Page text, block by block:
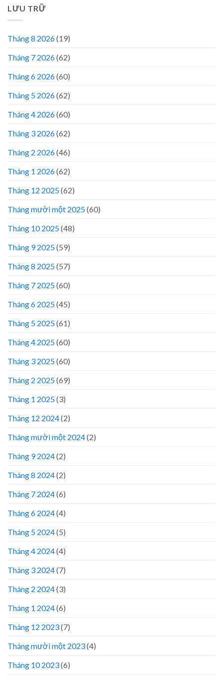
LƯU TRỮ
Tháng 8 2026(19)
Tháng 7 2026(62)
Tháng 6 2026(60)
Tháng 5 2026(62)
Tháng 4 2026(60)
Tháng 3 2026(62)
Tháng 2 2026(46)
Tháng 1 2026(62)
Tháng 12 2025(62)
Tháng mười một 2025(60)
Tháng 10 2025(48)
Tháng 9 2025(59)
Tháng 8 2025(57)
Tháng 7 2025(60)
Tháng 6 2025(45)
Tháng 5 2025(61)
Tháng 4 2025(60)
Tháng 3 2025(60)
Tháng 2 2025(69)
Tháng 1 2025(3)
Tháng 12 2024(2)
Tháng mười một 2024(2)
Tháng 9 2024(2)
Tháng 8 2024(2)
Tháng 7 2024(6)
Tháng 6 2024(4)
Tháng 5 2024(5)
Tháng 4 2024(4)
Tháng 3 2024(7)
Tháng 2 2024(3)
Tháng 1 2024(6)
Tháng 12 2023(7)
Tháng mười một 2023(4)
Tháng 10 2023(6)